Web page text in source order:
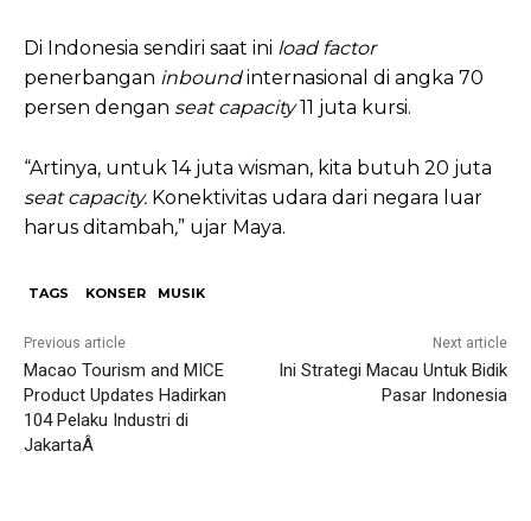
Di Indonesia sendiri saat ini load factor
penerbangan inboundinternasional di angka 70
persen dengan seat capacity11 juta kursi.
“Artinya, untuk 14 juta wisman, kita butuh 20 juta
seat capacity. Konektivitas udara dari negara luar
harus ditambah,” ujar Maya.
TAGS KONSER MUSIK
Previous article
Macao Tourism and MICE
Product Updates Hadirkan
104 Pelaku Industri di
JakartaÂ
Next article
Ini Strategi Macau Untuk Bidik
Pasar Indonesia